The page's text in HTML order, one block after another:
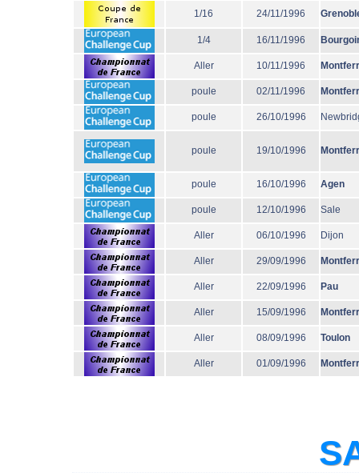
1/16 24/11/1996
1/4 16/11/1996
Aller 10/11/1996
poule 02/11/1996
poule 26/10/1996
poule 19/10/1996
poule 16/10/1996 Agen
poule 12/10/1996 Sale
Aller 06/10/1996 Dijon
Aller 29/09/1996
Aller 22/09/1996 Pau
Aller 15/09/1996
Aller 08/09/1996 Toulon
Aller 01/09/1996